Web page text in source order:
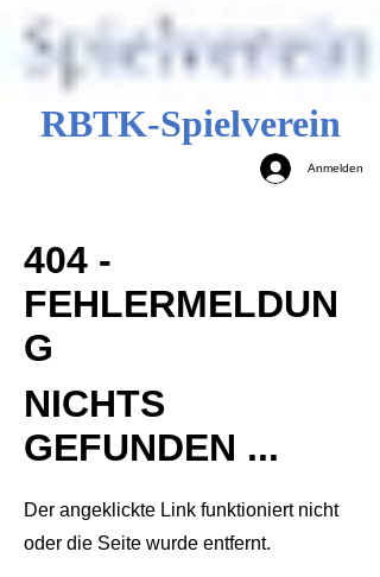
RBTK-Spielverein
Anmelden
404 -
FEHLERMELDUN
G
NICHTS
GEFUNDEN ...
Der angeklickte Link funktioniert nicht
oder die Seite wurde entfernt.